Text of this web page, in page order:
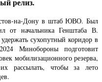
релиз.
на-Дону в штаб ЮВО. Был
от начальника Генштаба В.
сухопутный коридор в
Минобороны подготовит
мобилизационного резерва,
рассылать, чтобы за лето